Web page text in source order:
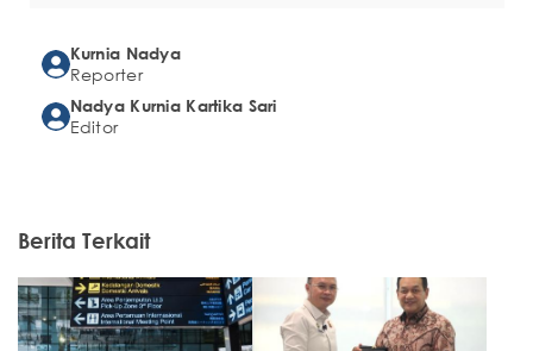
Kurnia Nadya
Reporter
Nadya Kurnia Kartika Sari
Editor
Berita Terkait